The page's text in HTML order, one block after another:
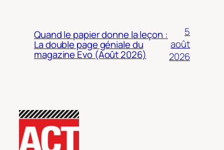
Quand le papier donne la leçon :
La double page géniale du
magazine Evo (Août 2026)
5
août
2026